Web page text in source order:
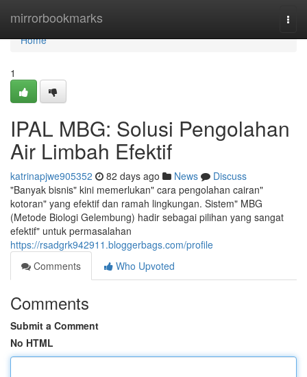
mirrorbookmarks
Home
Home
1
IPAL MBG: Solusi Pengolahan
Air Limbah Efektif
katrinapjwe905352 82 days ago News
Discuss
"Banyak bisnis" kini memerlukan" cara pengolahan cairan"
kotoran" yang efektif dan ramah lingkungan. Sistem" MBG
(Metode Biologi Gelembung) hadir sebagai pilihan yang sangat
efektif" untuk permasalahan
https://rsadgrk942911.bloggerbags.com/profile
Comments
Who Upvoted
Comments
Submit a Comment
No HTML